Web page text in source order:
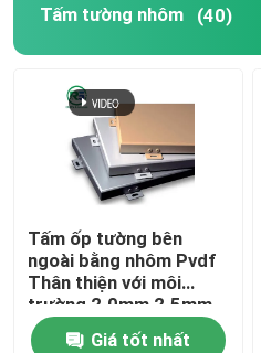
Tấm tường nhôm (40)
Tấm ốp tường bên
ngoài bằng nhôm Pvdf
Thân thiện với môi
trường 2.0mm 2.5mm
3.0mm
Giá tốt nhất